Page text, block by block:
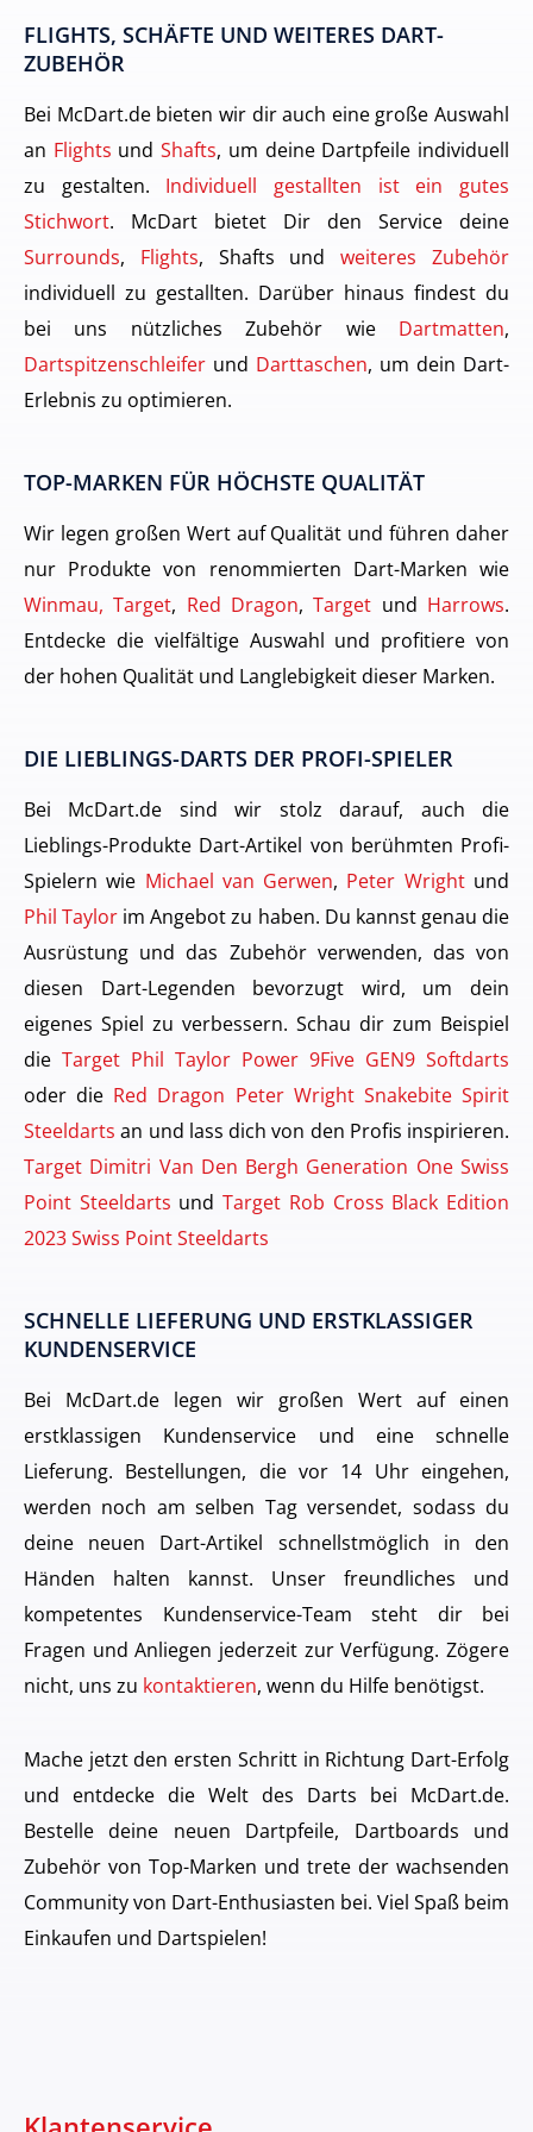
FLIGHTS, SCHÄFTE UND WEITERES DART-
ZUBEHÖR
Bei McDart.de bieten wir dir auch eine große Auswahl
an Flights undShafts, um deine Dartpfeile individuell
zu gestalten. Individuell gestallten ist ein gutes
Stichwort. McDart bietet Dir den Service deine
Surrounds, Flights, Shafts undweiteres Zubehör
individuell zu gestallten. Darüber hinaus findest du
bei uns nützliches Zubehör wie Dartmatten,
Dartspitzenschleifer und Darttaschen, um dein Dart-
Erlebnis zu optimieren.
TOP-MARKEN FÜR HÖCHSTE QUALITÄT
Wir legen großen Wert auf Qualität und führen daher
nur Produkte von renommierten Dart-Marken wie
Winmau, Target, Red Dragon,Target und Harrows.
Entdecke die vielfältige Auswahl und profitiere von
der hohen Qualität und Langlebigkeit dieser Marken.
DIE LIEBLINGS-DARTS DER PROFI-SPIELER
Bei McDart.de sind wir stolz darauf, auch die
Lieblings-Produkte Dart-Artikel von berühmten Profi-
Spielern wie Michael van Gerwen, Peter Wrightund
Phil Taylor im Angebot zu haben. Du kannst genau die
Ausrüstung und das Zubehör verwenden, das von
diesen Dart-Legenden bevorzugt wird, um dein
eigenes Spiel zu verbessern. Schau dir zum Beispiel
die Target Phil Taylor Power 9Five GEN9 Softdarts
oder die Red Dragon Peter Wright Snakebite Spirit
Steeldarts an und lass dich von den Profis inspirieren.
Target Dimitri Van Den Bergh Generation One Swiss
Point Steeldarts undTarget Rob Cross Black Edition
2023 Swiss Point Steeldarts
SCHNELLE LIEFERUNG UND ERSTKLASSIGER
KUNDENSERVICE
Bei McDart.de legen wir großen Wert auf einen
erstklassigen Kundenservice und eine schnelle
Lieferung. Bestellungen, die vor 14 Uhr eingehen,
werden noch am selben Tag versendet, sodass du
deine neuen Dart-Artikel schnellstmöglich in den
Händen halten kannst. Unser freundliches und
kompetentes Kundenservice-Team steht dir bei
Fragen und Anliegen jederzeit zur Verfügung. Zögere
nicht, uns zu kontaktieren, wenn du Hilfe benötigst.
Mache jetzt den ersten Schritt in Richtung Dart-Erfolg
und entdecke die Welt des Darts bei McDart.de.
Bestelle deine neuen Dartpfeile, Dartboards und
Zubehör von Top-Marken und trete der wachsenden
Community von Dart-Enthusiasten bei. Viel Spaß beim
Einkaufen und Dartspielen!